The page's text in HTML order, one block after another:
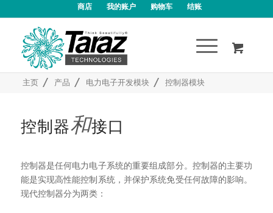
商店 我的账户 购物车 结账
主页 / 产品 / 电力电子开发模块 / 控制器模块
控制器和接口
控制器是任何电力电子系统的重要组成部分。控制器的主要功
能是实现高性能控制系统，并保护系统免受任何故障的影响。
现代控制器分为两类：